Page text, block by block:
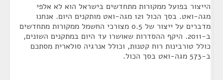
הייצור בפועל ממקורות מתחדשים בישראל הוא לא אלפי
מגה-ואט. בסך הכול 121 מגה-ואט מותקנים היום. אנחנו
מדברים על ייצור של 0.5 מצורכי החשמל ממקורות מתחדשים
ב-2011. היקף ההסדרות שאושרו עד היום במתקנים השונים,
כולל טורבינות רוח קטנות, וכולל אנרגיה סולארית מסתכם
ב-573 מגה-ואט בסך הכול.